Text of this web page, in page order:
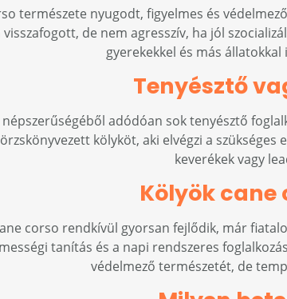
természete nyugodt, figyelmes és
visszafogott, de nem agresszív, ha jól
gyerekekkel és más
Tenyésztő
adódóan sok tenyésztő
kölyköt, aki elvégzi a
keverékek vagy
Kölyök cane
corso rendkívül gyorsan fejlődik, már
tanítás és a napi rendszeres
védelmező természetét, de